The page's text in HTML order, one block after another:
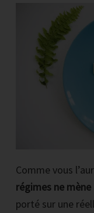
Comme vous
régimes ne mène
porté sur une